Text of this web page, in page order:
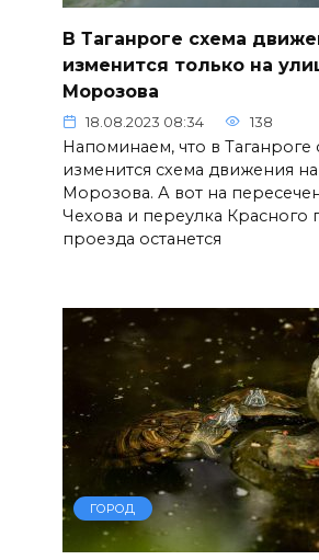
В Таганроге схема
изменится только на
Морозова
18.08.2023 08:34 138
Напоминаем, что в Таганроге
изменится схема движения
Морозова. А вот на
Чехова и переулка Красного
проезда останется
ГОРОД